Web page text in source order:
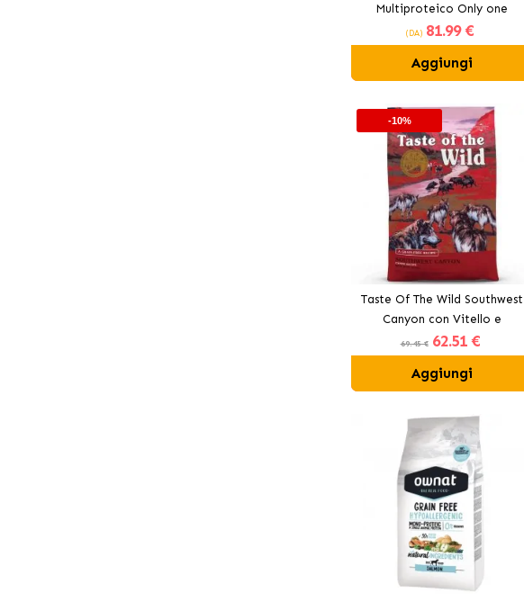
Multiproteico Only one
(DA) 81.99 €
Aggiungi
-10%
Taste Of The Wild Southwest
Canyon con Vitello e
Cinghiale
69.45 € 62.51 €
Aggiungi